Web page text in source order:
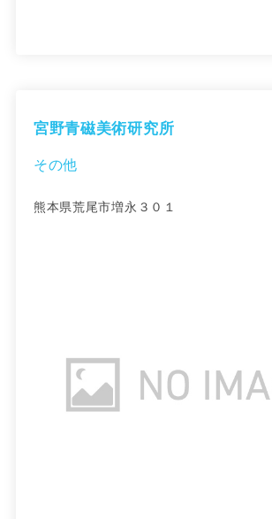
宮野青磁美術研究所
その他
熊本県荒尾市増永３０１